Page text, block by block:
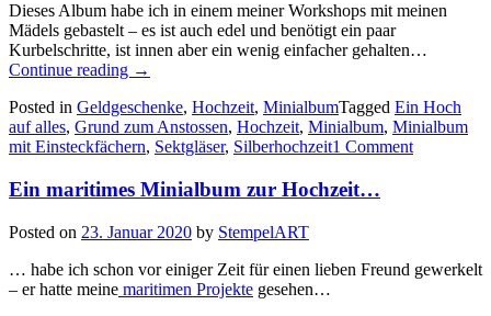
Dieses Album habe ich in einem meiner Workshops mit meinen
Mädels gebastelt – es ist auch edel und benötigt ein paar
Kurbelschritte, ist innen aber ein wenig einfacher gehalten…
Continue reading „Noch
Minialbum
mit
Einsteckfächern
Hochzeit…“
→
Posted in Geldgeschenke, Hochzeit, MinialbumTagged Ein Hoch
auf alles, Grund zum Anstossen, Hochzeit, Minialbum, Minialbum
mit Einsteckfächern, Sektgläser, Silberhochzeit1 Comment
Ein maritimes Minialbum zur Hochzeit…
Posted on 23. Januar 2020 by StempelART
… habe ich schon vor einiger Zeit für einen lieben Freund gewerkelt
– er hatte meine maritimen Projekte gesehen…